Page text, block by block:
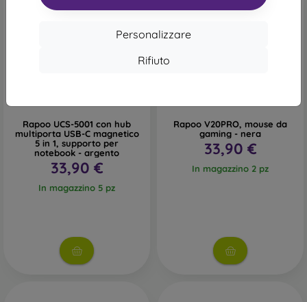
Personalizzare
Rifiuto
Rapoo UCS-5001 con hub
multiporta USB-C magnetico
5 in 1, supporto per
notebook - argento
33,90 €
In magazzino 5 pz
Rapoo V20PRO, mouse da
gaming - nera
33,90 €
In magazzino 2 pz